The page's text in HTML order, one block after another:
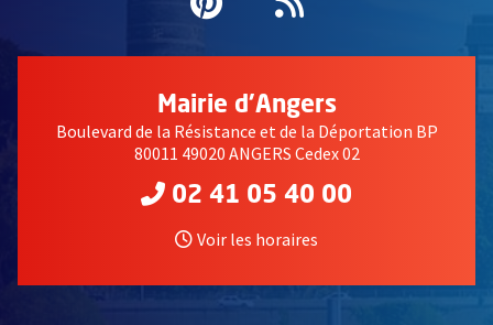
Mairie d'Angers
Boulevard de la Résistance et de la Déportation BP
80011 49020 ANGERS Cedex 02
02 41 05 40 00
Voir les horaires